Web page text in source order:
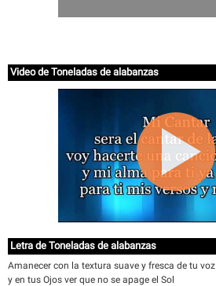
Video de Toneladas de alabanzas
Letra de Toneladas de alabanzas
Amanecer con la textura suave y fresca de tu voz
y en tus Ojos ver que no se apage el Sol